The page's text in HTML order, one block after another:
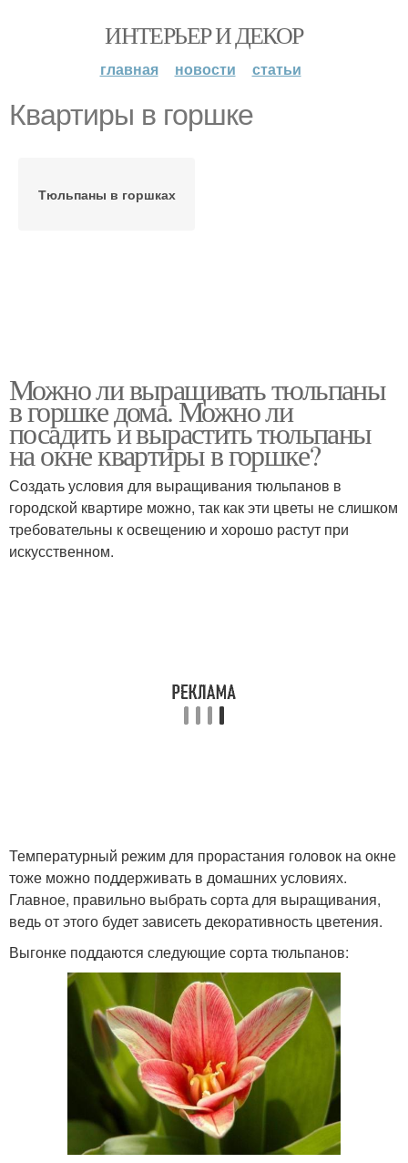
ИНТЕРЬЕР И ДЕКОР
главная новости статьи
Квартиры в горшке
Тюльпаны в горшках
Можно ли выращивать тюльпаны
в горшке дома. Можно ли
посадить и вырастить тюльпаны
на окне квартиры в горшке?
Создать условия для выращивания тюльпанов в
городской квартире можно, так как эти цветы не слишком
требовательны к освещению и хорошо растут при
искусственном.
Температурный режим для прорастания головок на окне
тоже можно поддерживать в домашних условиях.
Главное, правильно выбрать сорта для выращивания,
ведь от этого будет зависеть декоративность цветения.
Выгонке поддаются следующие сорта тюльпанов: